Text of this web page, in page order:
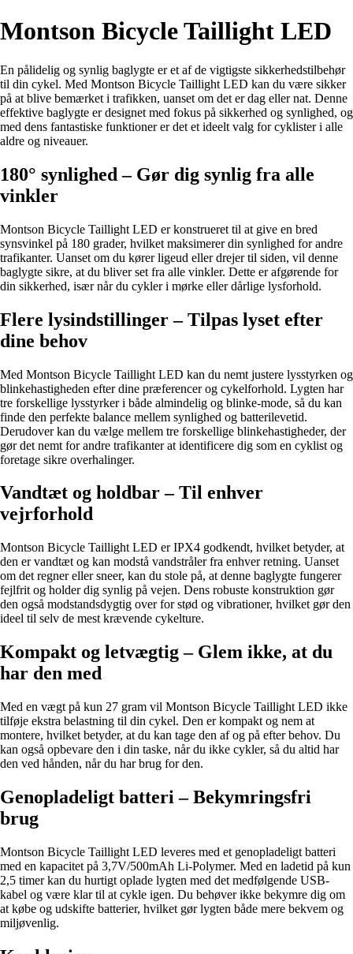
Montson Bicycle Taillight LED
En pålidelig og synlig baglygte er et af de vigtigste sikkerhedstilbehør
til din cykel. Med Montson Bicycle Taillight LED kan du være sikker
på at blive bemærket i trafikken, uanset om det er dag eller nat. Denne
effektive baglygte er designet med fokus på sikkerhed og synlighed, og
med dens fantastiske funktioner er det et ideelt valg for cyklister i alle
aldre og niveauer.
180° synlighed – Gør dig synlig fra alle
vinkler
Montson Bicycle Taillight LED er konstrueret til at give en bred
synsvinkel på 180 grader, hvilket maksimerer din synlighed for andre
trafikanter. Uanset om du kører ligeud eller drejer til siden, vil denne
baglygte sikre, at du bliver set fra alle vinkler. Dette er afgørende for
din sikkerhed, især når du cykler i mørke eller dårlige lysforhold.
Flere lysindstillinger – Tilpas lyset efter
dine behov
Med Montson Bicycle Taillight LED kan du nemt justere lysstyrken og
blinkehastigheden efter dine præferencer og cykelforhold. Lygten har
tre forskellige lysstyrker i både almindelig og blinke-mode, så du kan
finde den perfekte balance mellem synlighed og batterilevetid.
Derudover kan du vælge mellem tre forskellige blinkehastigheder, der
gør det nemt for andre trafikanter at identificere dig som en cyklist og
foretage sikre overhalinger.
Vandtæt og holdbar – Til enhver
vejrforhold
Montson Bicycle Taillight LED er IPX4 godkendt, hvilket betyder, at
den er vandtæt og kan modstå vandstråler fra enhver retning. Uanset
om det regner eller sneer, kan du stole på, at denne baglygte fungerer
fejlfrit og holder dig synlig på vejen. Dens robuste konstruktion gør
den også modstandsdygtig over for stød og vibrationer, hvilket gør den
ideel til selv de mest krævende cykelture.
Kompakt og letvægtig – Glem ikke, at du
har den med
Med en vægt på kun 27 gram vil Montson Bicycle Taillight LED ikke
tilføje ekstra belastning til din cykel. Den er kompakt og nem at
montere, hvilket betyder, at du kan tage den af og på efter behov. Du
kan også opbevare den i din taske, når du ikke cykler, så du altid har
den ved hånden, når du har brug for den.
Genopladeligt batteri – Bekymringsfri
brug
Montson Bicycle Taillight LED leveres med et genopladeligt batteri
med en kapacitet på 3,7V/500mAh Li-Polymer. Med en ladetid på kun
2,5 timer kan du hurtigt oplade lygten med det medfølgende USB-
kabel og være klar til at cykle igen. Du behøver ikke bekymre dig om
at købe og udskifte batterier, hvilket gør lygten både mere bekvem og
miljøvenlig.